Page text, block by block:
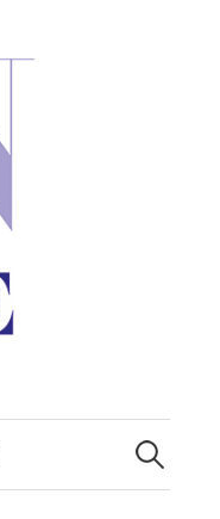
Suchen
nach: